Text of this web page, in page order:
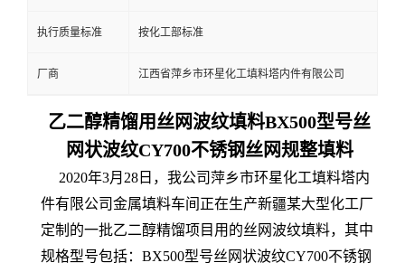
执行质量标准 按化工部标准
厂商 江西省萍乡市环星化工填料塔内件有限公司
乙二醇精馏用丝网波纹填料BX500型号丝
网状波纹CY700不锈钢丝网规整填料
2020年3月28日，我公司萍乡市环星化工填料塔内
件有限公司金属填料车间正在生产新疆某大型化工厂
定制的一批乙二醇精馏项目用的丝网波纹填料，其中
规格型号包括：BX500型号丝网状波纹CY700不锈钢